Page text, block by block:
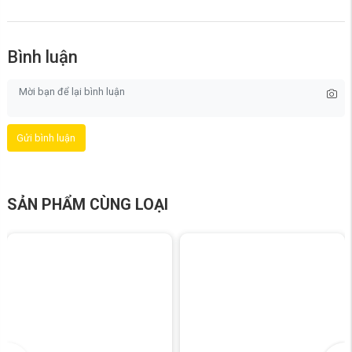
bạn có thể sử dụng thiết bị cả ngày mà không lo bị gián đoạn.
Bình luận
Gửi bình luận
SẢN PHẨM CÙNG LOẠI